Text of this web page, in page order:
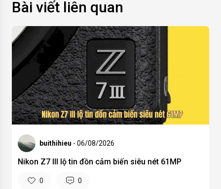
Bài viết liên quan
buithihieu - 06/08/2026
Nikon Z7 III lộ tin đồn cảm biến siêu nét 61MP
0 0